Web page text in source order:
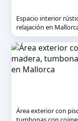
Espacio interior
relajación en
Área exterior con